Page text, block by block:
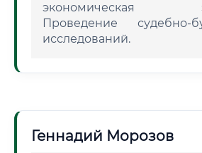
экономическая
Проведение судебно-
исследований.
Геннадий Морозов